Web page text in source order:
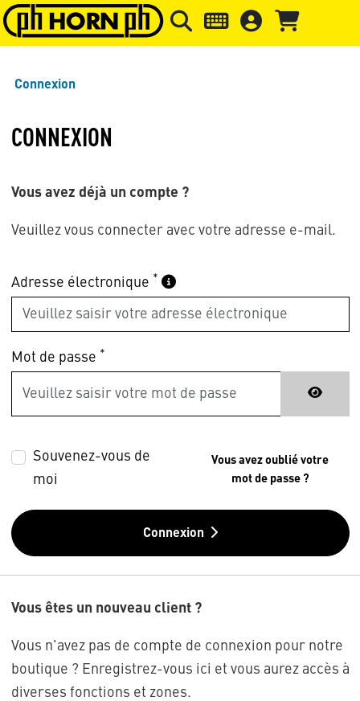
Skip to main content Passer à l'en-tête de la page
Connexion
CONNEXION
Vous avez déjà un compte ?
Veuillez vous connecter avec votre adresse e-mail.
Adresse électronique *
Mot de passe *
Souvenez-vous de
moi
Vous avez oublié votre
mot de passe ?
Connexion
Vous êtes un nouveau client ?
Vous n'avez pas de compte de connexion pour notre
boutique ? Enregistrez-vous ici et vous aurez accès à
diverses fonctions et zones.